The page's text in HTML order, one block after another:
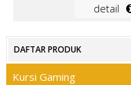
detail
DAFTAR PRODUK
Kursi Gaming